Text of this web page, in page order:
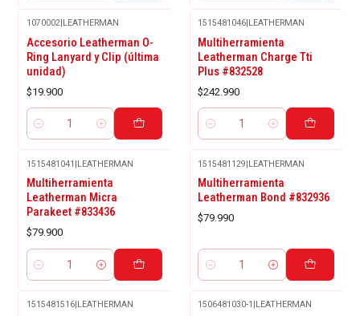
1070002|LEATHERMAN
Accesorio Leatherman O-
Ring Lanyard y Clip (última
unidad)
$19.900
Cantidad
1515481046|LEATHERMAN
Multiherramienta
Leatherman Charge Tti
Plus #832528
$242.990
Cantidad
1515481041 |LEATHERMAN
Multiherramienta
Leatherman Micra
Parakeet #833436
$79.900
Cantidad
1515481129|LEATHERMAN
Multiherramienta
Leatherman Bond #832936
$79.990
Cantidad
1515481516| LEATHERMAN 1506481030-1 LEATHERMAN